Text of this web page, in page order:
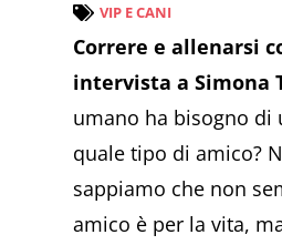
VIP E CANI
Correre e allenarsi
intervista a Simona
umano ha bisogno di
quale tipo di amico?
sappiamo che non
amico è per la vita,